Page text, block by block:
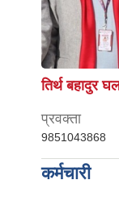
तिर्थ बहादुर
प्रवक्ता
9851043868
कर्मचारी